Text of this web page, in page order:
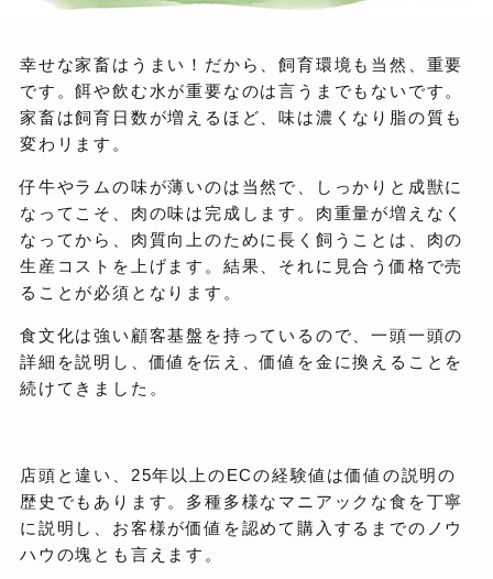
幸せな家畜はうまい！だから、飼育環境も当然、重要
です。餌や飲む水が重要なのは言うまでもないです。
家畜は飼育日数が増えるほど、味は濃くなり脂の質も
変わリます。
仔牛やラムの味が薄いのは当然で、しっかりと成獣に
なってこそ、肉の味は完成します。肉重量が増えなく
なってから、肉質向上のために長く飼うことは、肉の
生産コストを上げます。結果、それに見合う価格で売
ることが必須となります。
食文化は強い顧客基盤を持っているので、一頭一頭の
詳細を説明し、価値を伝え、価値を金に換えることを
続けてきました。
店頭と違い、25年以上のECの経験値は価値の説明の
歴史でもあります。多種多様なマニアックな食を丁寧
に説明し、お客様が価値を認めて購入するまでのノウ
ハウの塊とも言えます。